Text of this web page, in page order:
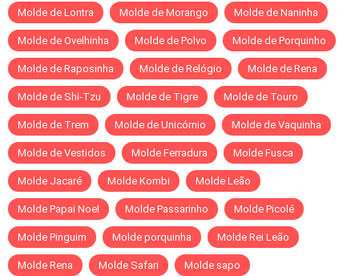
Molde de Lontra Molde de Morango Molde de Naninha
Molde de Ovelhinha Molde de Polvo Molde de Porquinho
Molde de Raposinha Molde de Relógio Molde de Rena
Molde de Shi-Tzu Molde de Tigre Molde de Touro
Molde de Trem Molde de Unicórnio Molde de Vaquinha
Molde de Vestidos Molde Ferradura Molde Fusca
Molde Jacaré Molde Kombi Molde Leão
Molde Papai Noel Molde Passarinho Molde Picolé
Molde Pinguim Molde porquinha Molde Rei Leão
Molde Rena Molde Safari Molde sapo